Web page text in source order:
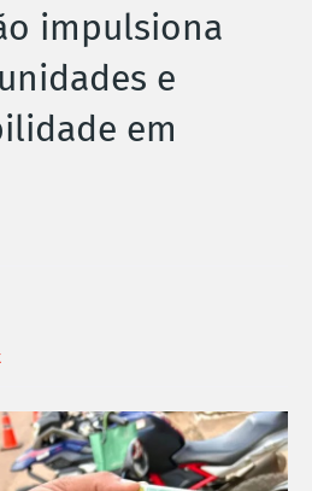
impulsiona
e
em